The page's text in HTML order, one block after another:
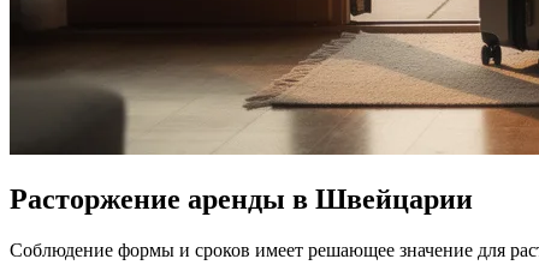
Расторжение аренды в Швейцарии
Соблюдение формы и сроков имеет решающее значение для